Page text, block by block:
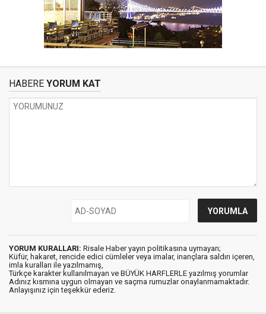
HABERE YORUM KAT
YORUM KURALLARI: Risale Haber yayın politikasına uymayan;
Küfür, hakaret, rencide edici cümleler veya imalar, inançlara saldırı içeren,
imla kuralları ile yazılmamış,
Türkçe karakter kullanılmayan ve BÜYÜK HARFLERLE yazılmış yorumlar
Adınız kısmına uygun olmayan ve saçma rumuzlar onaylanmamaktadır.
Anlayışınız için teşekkür ederiz.